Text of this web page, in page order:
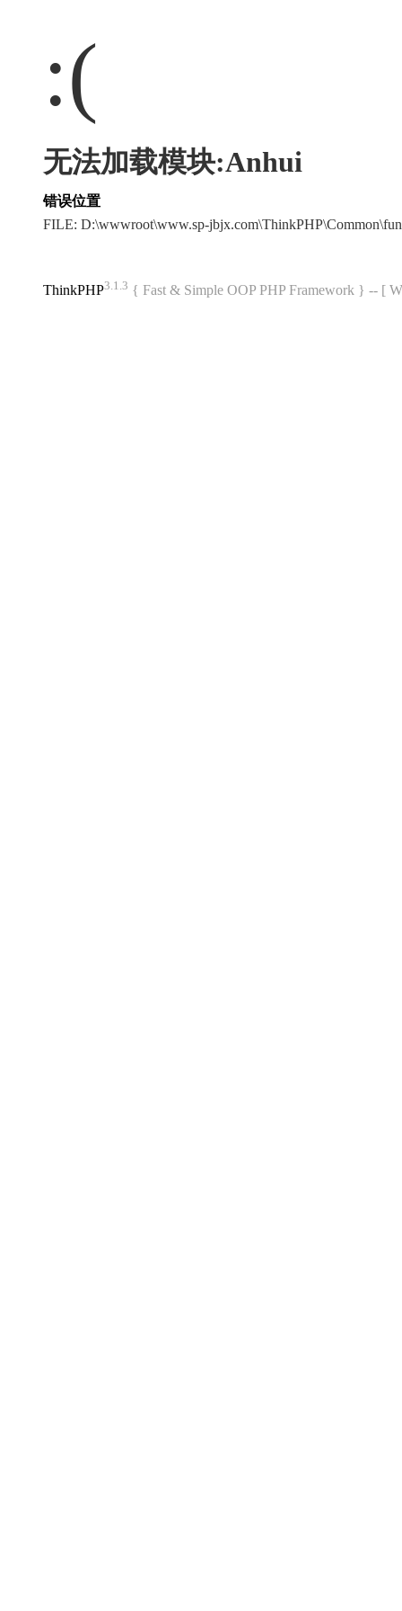
:(
无法加载模块:Anhui
错误位置
FILE: D:\wwwroot\www.sp-
ThinkPHP3.1.3 { Fast & Simple OOP PHP Framework } -- [